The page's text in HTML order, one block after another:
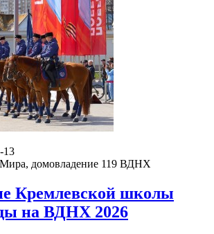
13
домовладение 119 ВДНХ
Кремлевской школы
на ВДНХ 2026